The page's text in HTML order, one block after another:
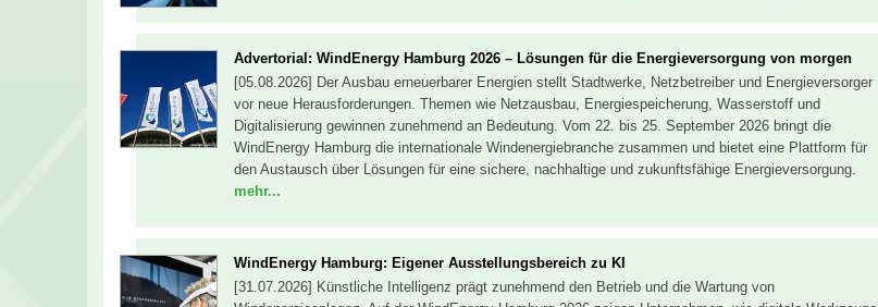
Advertorial: WindEnergy Hamburg 2026 – Lösungen für die Energieversorgung von morgen
[05.08.2026] Der Ausbau erneuerbarer Energien stellt Stadtwerke, Netzbetreiber und Energieversorger
vor neue Herausforderungen. Themen wie Netzausbau, Energiespeicherung, Wasserstoff und
Digitalisierung gewinnen zunehmend an Bedeutung. Vom 22. bis 25. September 2026 bringt die
WindEnergy Hamburg die internationale Windenergiebranche zusammen und bietet eine Plattform für
den Austausch über Lösungen für eine sichere, nachhaltige und zukunftsfähige Energieversorgung.
mehr...
WindEnergy Hamburg: Eigener Ausstellungsbereich zu KI
[31.07.2026] Künstliche Intelligenz prägt zunehmend den Betrieb und die Wartung von